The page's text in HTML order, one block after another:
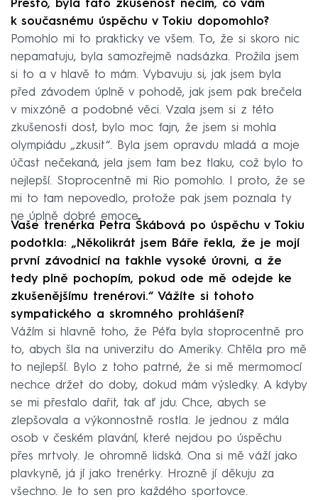
Přesto, byla tato zkušenost něčím, co vám
k současnému úspěchu v Tokiu dopomohlo?
Pomohlo mi to prakticky ve všem. To, že si skoro nic
nepamatuju, byla samozřejmě nadsázka. Prožila jsem
si to a v hlavě to mám. Vybavuju si, jak jsem byla
před závodem úplně v pohodě, jak jsem pak brečela
v mixzóně a podobné věci. Vzala jsem si z této
zkušenosti dost, bylo moc fajn, že jsem si mohla
olympiádu „zkusit“. Byla jsem opravdu mladá a moje
účast nečekaná, jela jsem tam bez tlaku, což bylo to
nejlepší. Stoprocentně mi Rio pomohlo. I proto, že se
mi to tam nepovedlo, protože pak jsem poznala ty
ne úplně dobré emoce.
Vaše trenérka Petra Škábová po úspěchu v Tokiu
podotkla: „Několikrát jsem Báře řekla, že je mojí
první závodnicí na takhle vysoké úrovni, a že
tedy plně pochopím, pokud ode mě odejde ke
zkušenějšímu trenérovi.“ Vážíte si tohoto
sympatického a skromného prohlášení?
Vážím si hlavně toho, že Péťa byla stoprocentně pro
to, abych šla na univerzitu do Ameriky. Chtěla pro mě
to nejlepší. Bylo z toho patrné, že si mě mermomocí
nechce držet do doby, dokud mám výsledky. A kdyby
se mi přestalo dařit, tak ať jdu. Chce, abych se
zlepšovala a výkonnostně rostla. Je jednou z mála
osob v českém plavání, které nejdou po úspěchu
přes mrtvoly. Je ohromně lidská. Ona si mě váží jako
plavkyně, já jí jako trenérky. Hrozně jí děkuju za
všechno. Je to sen pro každého sportovce.